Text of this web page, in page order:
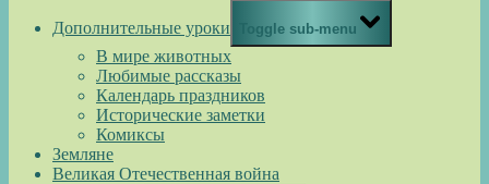
Дополнительные уроки Toggle sub-menu
В мире животных
Любимые рассказы
Календарь праздников
Исторические заметки
Комиксы
Земляне
Великая Отечественная война